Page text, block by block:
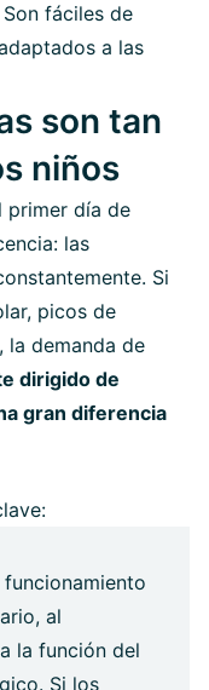
fáciles de
a las
son tan
niños
primer día de
las
Si
picos de
demanda de
dirigido de
gran diferencia
al
la función del
Si los